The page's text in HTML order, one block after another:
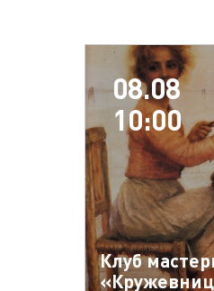
08.08
10:00
Клуб